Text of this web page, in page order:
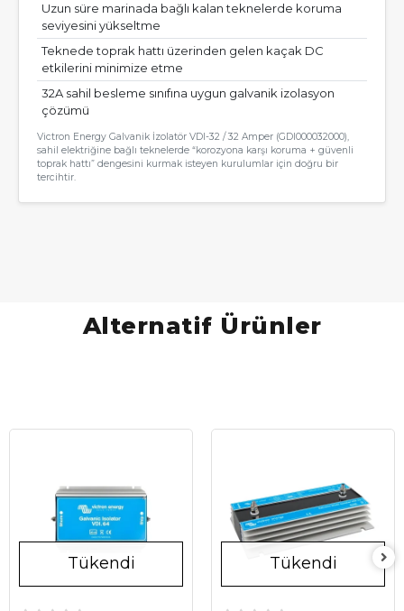
Uzun süre marinada bağlı kalan teknelerde koruma
seviyesini yükseltme
Teknede toprak hattı üzerinden gelen kaçak DC
etkilerini minimize etme
32A sahil besleme sınıfına uygun galvanik izolasyon
çözümü
Victron Energy Galvanik İzolatör VDI-32 / 32 Amper (GDI000032000),
sahil elektriğine bağlı teknelerde “korozyona karşı koruma + güvenli
toprak hattı” dengesini kurmak isteyen kurulumlar için doğru bir
tercihtir.
Alternatif Ürünler
Tükendi Tükendi